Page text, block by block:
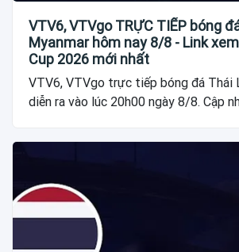
VTV6, VTVgo TRỰC TIẾP bóng
Myanmar hôm nay 8/8 - Link
Cup 2026 mới nhất
VTV6, VTVgo trực tiếp bóng đá Thái
diễn ra vào lúc 20h00 ngày 8/8. Cập